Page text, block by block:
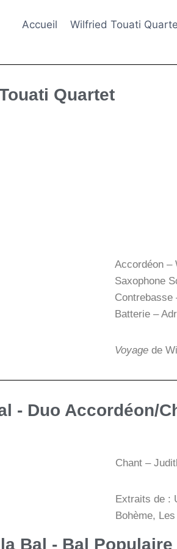
Accueil Wilfried Touati
Quartet
Accordéon –
Saxophone
Contrebasse
Batterie –
Voyagede
- Duo Accordéon/
Chant –
Extraits de :
Bohème,
Bal - Bal Populaire